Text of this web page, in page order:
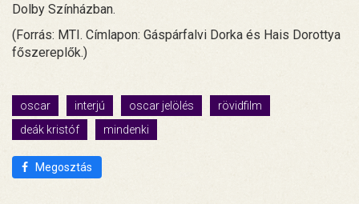
Dolby Színházban.
(Forrás: MTI. Címlapon: Gáspárfalvi Dorka és Hais Dorottya
főszereplők.)
oscar interjú oscar jelölés
rövidfilm
deák kristóf
mindenki
Megosztás